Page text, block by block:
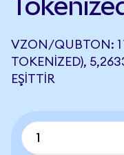
VZON/QUBTON: 1
TOKENIZED),
EŞITTIR